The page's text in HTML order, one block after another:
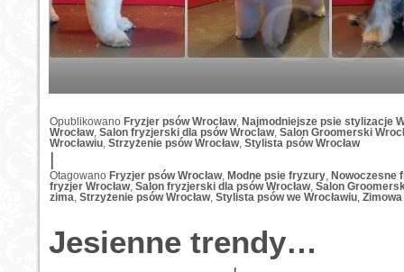
Opublikowano Fryzjer psów Wrocław, Najmodniejsze psie stylizacje
Wrocław, Salon fryzjerski dla psów Wroclaw, Salon Groomerski
Wrocławiu, Strzyżenie psów Wrocław, Stylista psów Wrocław
|
Otagowano Fryzjer psów Wrocław, Modne psie fryzury, Nowoczesne
fryzjer Wrocław, Salon fryzjerski dla psów Wrocław, Salon
zima, Strzyżenie psów Wrocław, Stylista psów we Wrocławiu,
Jesienne trendy…